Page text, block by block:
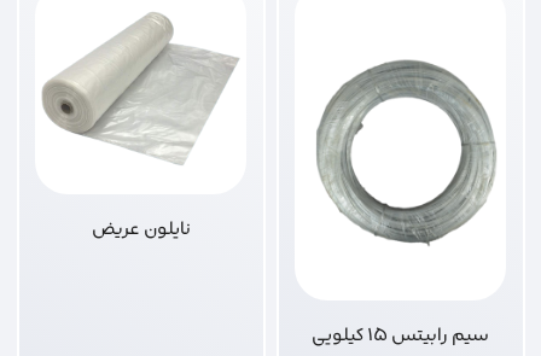
سیم رابیتس 15 کیلویی
نایلون عریض